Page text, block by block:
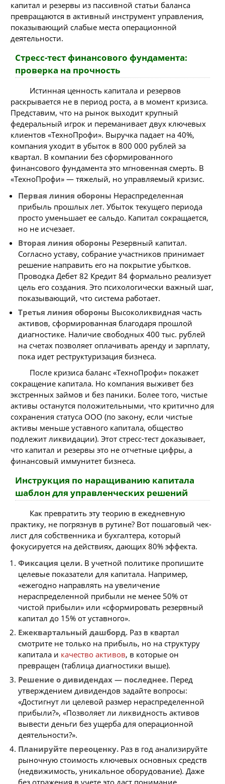
капитал и резервы из пассивной статьи баланса
превращаются в активный инструмент управления,
показывающий слабые места операционной
деятельности.
Стресс-тест финансового фундамента:
проверка на прочность
Истинная ценность капитала и резервов
раскрывается не в период роста, а в момент кризиса.
Представим, что на рынок выходит крупный
федеральный игрок и переманивает двух ключевых
клиентов «ТехноПрофи». Выручка падает на 40%,
компания уходит в убыток в 800 000 рублей за
квартал. В компании без сформированного
финансового фундамента это мгновенная смерть. В
«ТехноПрофи» — тяжелый, но управляемый кризис.
Первая линия обороны Нераспределенная
прибыль прошлых лет. Убыток текущего периода
просто уменьшает ее сальдо. Капитал сокращается,
но не исчезает.
Вторая линия обороны Резервный капитал.
Согласно уставу, собрание участников принимает
решение направить его на покрытие убытков.
Проводка Дебет 82 Кредит 84 формально реализует
цель его создания. Это психологически важный шаг,
показывающий, что система работает.
Третья линия обороны Высоколиквидная часть
активов, сформированная благодаря прошлой
диагностике. Наличие свободных 400 тыс. рублей
на счетах позволяет оплачивать аренду и зарплату,
пока идет реструктуризация бизнеса.
После кризиса баланс «ТехноПрофи» покажет
сокращение капитала. Но компания выживет без
экстренных займов и без паники. Более того, чистые
активы останутся положительными, что критично для
сохранения статуса ООО (по закону, если чистые
активы меньше уставного капитала, общество
подлежит ликвидации). Этот стресс-тест доказывает,
что капитал и резервы это не отчетные цифры, а
финансовый иммунитет бизнеса.
Инструкция по наращиванию капитала
шаблон для управленческих решений
Как превратить эту теорию в ежедневную
практику, не погрязнув в рутине? Вот пошаговый чек-
лист для собственника и бухгалтера, который
фокусируется на действиях, дающих 80% эффекта.
Фиксация цели. В учетной политике пропишите
целевые показатели для капитала. Например,
«ежегодно направлять на увеличение
нераспределенной прибыли не менее 50% от
чистой прибыли» или «сформировать резервный
капитал до 15% от уставного».
Ежеквартальный дашборд. Раз в квартал
смотрите не только на прибыль, но на структуру
капитала и качество активов, в которые он
превращен (таблица диагностики выше).
Решение о дивидендах — последнее. Перед
утверждением дивидендов задайте вопросы:
«Достигнут ли целевой размер нераспределенной
прибыли?», «Позволяет ли ликвидность активов
вывести деньги без ущерба для операционной
деятельности?».
Планируйте переоценку. Раз в год анализируйте
рыночную стоимость ключевых основных средств
(недвижимость, уникальное оборудование). Даже
без отражения в учете это даст понимание